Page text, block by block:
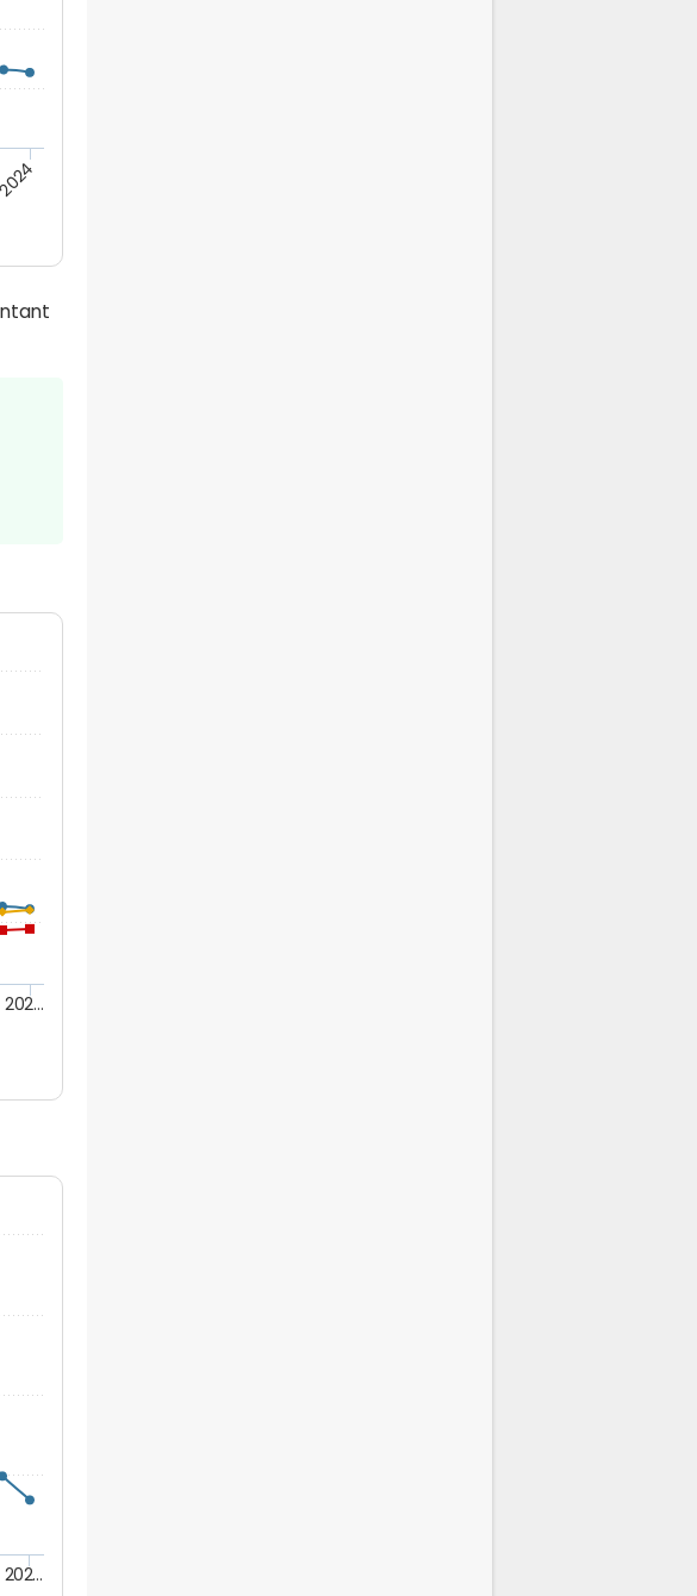
2024
202…
202…